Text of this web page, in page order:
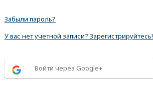
Забыли пароль?
У вас нет учетной записи? Зарегистрируйтесь!
Войти через Google+